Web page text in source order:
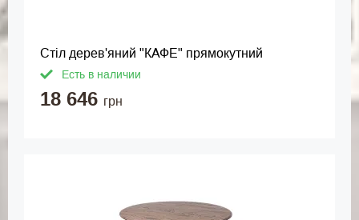
Стіл дерев'яний "КАФЕ" прямокутний
Есть в наличии
18 646 грн